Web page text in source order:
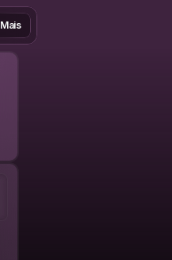
Mais